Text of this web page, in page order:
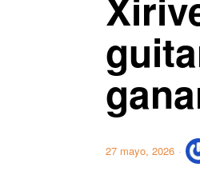
27 mayo, 2026